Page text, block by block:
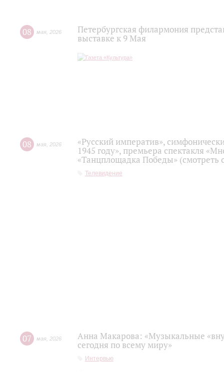
08 мая 2026
Петербургская филармония
выставке к 9 Мая
08 мая 2026
«Русский императив»,
1945 году», премьера спектакля
«Танцплощадка Победы»
Телевидение
07 мая 2026
Анна Макарова: «Музыкальные
сегодня по всему миру»
Интервью